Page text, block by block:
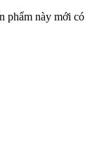
phẩm này mới có